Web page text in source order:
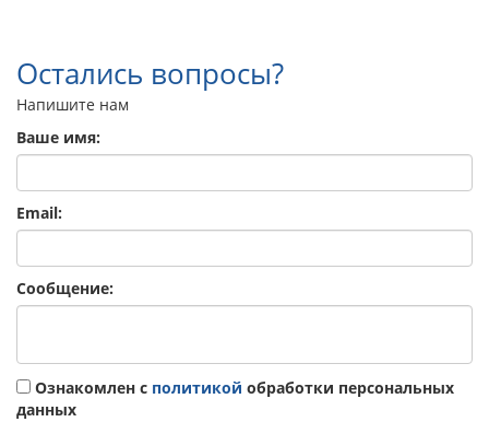
Остались вопросы?
Напишите нам
Ваше имя:
Email:
Сообщение:
Ознакомлен с политикой обработки персональных
данных